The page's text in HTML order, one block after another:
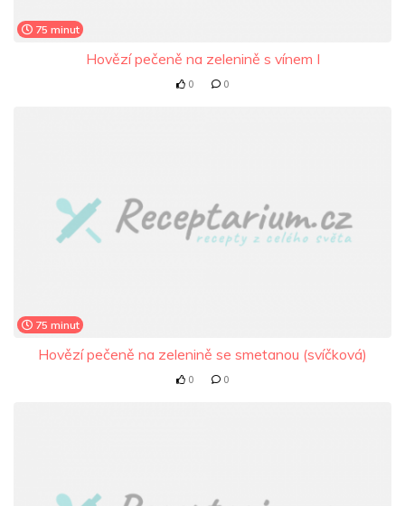
75 minut
Hovězí pečeně na zelenině s vínem I
0 0
75 minut
Hovězí pečeně na zelenině se smetanou (svíčková)
0 0